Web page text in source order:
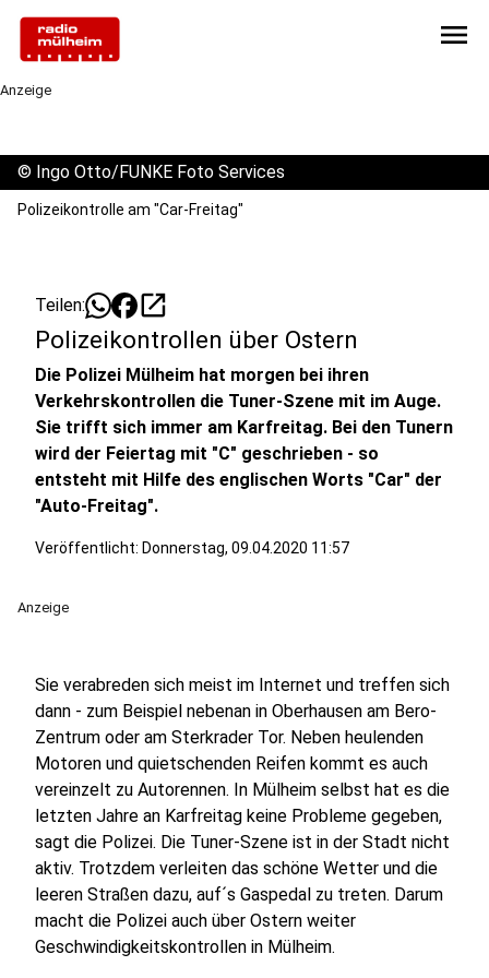
menu
Anzeige
© Ingo Otto/FUNKE Foto Services
Polizeikontrolle am "Car-Freitag"
Teilen: open_in_new
Polizeikontrollen über Ostern
Die Polizei Mülheim hat morgen bei ihren
Verkehrskontrollen die Tuner-Szene mit im Auge.
Sie trifft sich immer am Karfreitag. Bei den Tunern
wird der Feiertag mit "C" geschrieben - so
entsteht mit Hilfe des englischen Worts "Car" der
"Auto-Freitag".
Veröffentlicht: Donnerstag, 09.04.2020 11:57
Anzeige
Sie verabreden sich meist im Internet und treffen sich
dann - zum Beispiel nebenan in Oberhausen am Bero-
Zentrum oder am Sterkrader Tor. Neben heulenden
Motoren und quietschenden Reifen kommt es auch
vereinzelt zu Autorennen. In Mülheim selbst hat es die
letzten Jahre an Karfreitag keine Probleme gegeben,
sagt die Polizei. Die Tuner-Szene ist in der Stadt nicht
aktiv. Trotzdem verleiten das schöne Wetter und die
leeren Straßen dazu, auf´s Gaspedal zu treten. Darum
macht die Polizei auch über Ostern weiter
Geschwindigkeitskontrollen in Mülheim.